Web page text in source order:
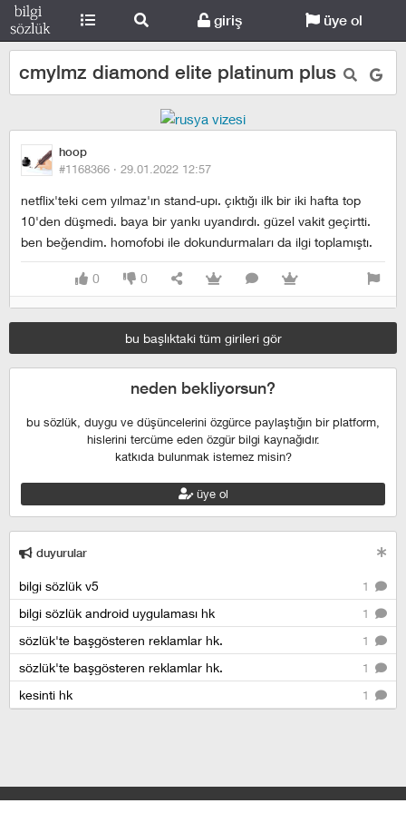
giriş üye ol
cmylmz diamond elite platinum plus
hoop
#1168366 · 29.01.2022 12:57
netflix'teki cem yılmaz'ın stand-upı. çıktığı ilk bir iki hafta top
10'den düşmedi. baya bir yankı uyandırdı. güzel vakit geçirtti.
ben beğendim. homofobi ile dokundurmaları da ilgi toplamıştı.
0 0
bu başlıktaki tüm girileri gör
neden bekliyorsun?
bu sözlük, duygu ve düşüncelerini özgürce paylaştığın bir platform,
hislerini tercüme eden özgür bilgi kaynağıdır.
katkıda bulunmak istemez misin?
üye ol
duyurular
1
bilgi sözlük v5
1
bilgi sözlük android uygulaması hk
1
sözlük'te başgösteren reklamlar hk.
1
sözlük'te başgösteren reklamlar hk.
1
kesinti hk